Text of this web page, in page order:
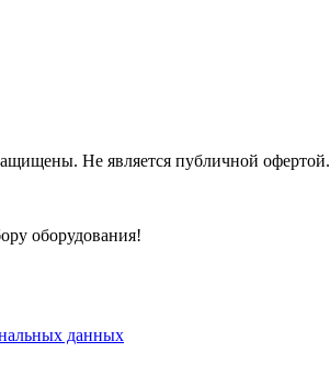
Не является публичной офертой.
оборудования!
данных